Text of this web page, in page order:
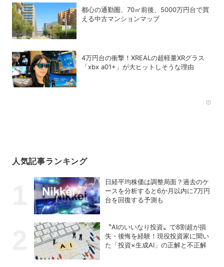
都心の通勤圏、70㎡前後、5000万円台で買
える中古マンションマップ
4万円台の衝撃！XREALの超軽量XRグラス
「xbx a01+」が大ヒットしそうな理由
人気記事ランキング
日経平均株価は調整局面？過去のケ
ースを分析すると6か月以内に7万円
台を回復する予測も
〝AIのいいなり投資〟で8割超が損
失・後悔を経験！現役投資家に聞い
た「投資×生成AI」の正解と不正解